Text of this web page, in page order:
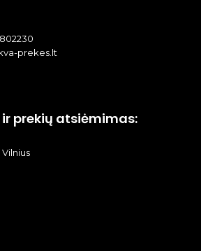
prekes.lt
prekių atsiėmimas: